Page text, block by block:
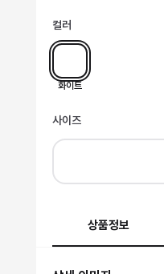
컬러
화이트
사이즈
상품정보